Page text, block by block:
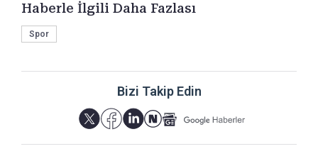
Haberle İlgili Daha Fazlası
Spor
Bizi Takip Edin